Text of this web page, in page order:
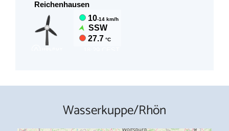
Wasserkuppe/Rhön